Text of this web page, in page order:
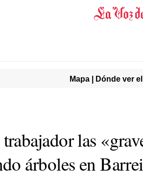
Mapa | Dónde ver
las
árboles en